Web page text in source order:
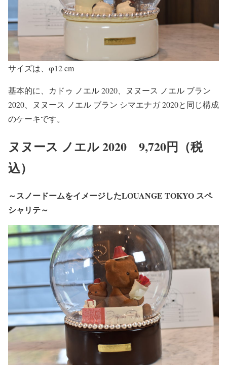
サイズは、φ12 cm
基本的に、カドゥ ノエル 2020、ヌヌース ノエル ブラン
2020、ヌヌース ノエル ブラン シマエナガ 2020と同じ構成
のケーキです。
ヌヌース ノエル 2020 9,720円（税
込）
～スノードームをイメージしたLOUANGE TOKYO スペ
シャリテ～